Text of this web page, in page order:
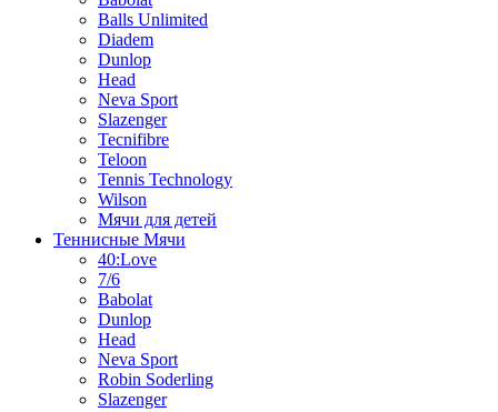
Balls Unlimited
Diadem
Dunlop
Head
Neva Sport
Slazenger
Tecnifibre
Teloon
Tennis Technology
Wilson
Мячи для детей
Теннисные Мячи
40:Love
7/6
Babolat
Dunlop
Head
Neva Sport
Robin Soderling
Slazenger